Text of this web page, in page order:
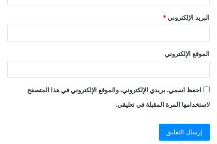
البريد الإلكتروني *
الموقع الإلكتروني
احفظ اسمي، بريدي الإلكتروني، والموقع الإلكتروني في هذا المتصفح
لاستخدامها المرة المقبلة في تعليقي.